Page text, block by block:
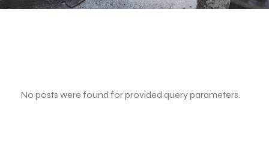
No posts were found for provided query parameters.